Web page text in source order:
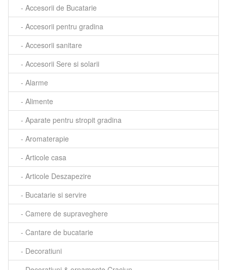
- Accesorii de Bucatarie
- Accesorii pentru gradina
- Accesorii sanitare
- Accesorii Sere si solarii
- Alarme
- Alimente
- Aparate pentru stropit gradina
- Aromaterapie
- Articole casa
- Articole Deszapezire
- Bucatarie si servire
- Camere de supraveghere
- Cantare de bucatarie
- Decoratiuni